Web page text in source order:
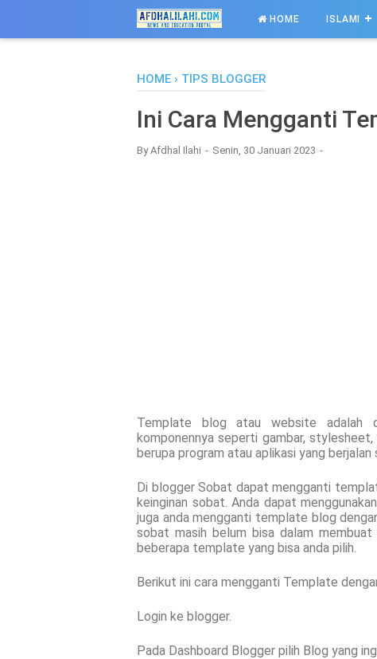
HOME ISLAMI
HOME › TIPS BLOGGER
Ini Cara Mengganti
ByAfdhal Ilahi Senin, 30 Januari 2023
Template blog atau website adalah
komponennya seperti gambar,
berupa program atau aplikasi yang berjalan
Di blogger Sobat dapat mengganti
keinginan sobat. Anda dapat
juga anda mengganti template blog
sobat masih belum bisa dalam
beberapa template yang bisa anda pilih.
Berikut ini cara mengganti Template
Login ke blogger.
Pada Dashboard Blogger pilih Blog yang